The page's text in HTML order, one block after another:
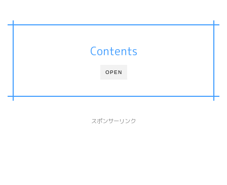
OPEN
Contents
スポンサーリンク